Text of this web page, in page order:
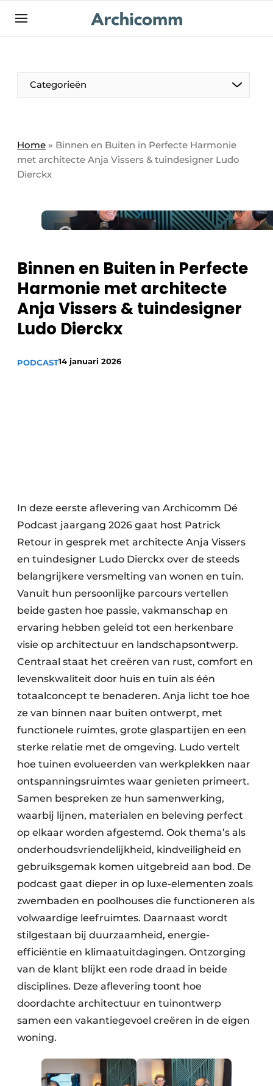
NL be-FR
Categorieën
Home » Binnen en Buiten in Perfecte Harmonie
met architecte Anja Vissers & tuindesigner Ludo
Dierckx
Binnen en Buiten in Perfecte
Harmonie met architecte
Anja Vissers & tuindesigner
Ludo Dierckx
PODCAST14 januari 2026
In deze eerste aflevering van Archicomm Dé
Podcast jaargang 2026 gaat host Patrick
Retour in gesprek met architecte Anja Vissers
en tuindesigner Ludo Dierckx over de steeds
belangrijkere versmelting van wonen en tuin.
Vanuit hun persoonlijke parcours vertellen
beide gasten hoe passie, vakmanschap en
ervaring hebben geleid tot een herkenbare
visie op architectuur en landschapsontwerp.
Centraal staat het creëren van rust, comfort en
levenskwaliteit door huis en tuin als één
totaalconcept te benaderen. Anja licht toe hoe
ze van binnen naar buiten ontwerpt, met
functionele ruimtes, grote glaspartijen en een
sterke relatie met de omgeving. Ludo vertelt
hoe tuinen evolueerden van werkplekken naar
ontspanningsruimtes waar genieten primeert.
Samen bespreken ze hun samenwerking,
waarbij lijnen, materialen en beleving perfect
op elkaar worden afgestemd. Ook thema’s als
onderhoudsvriendelijkheid, kindveiligheid en
gebruiksgemak komen uitgebreid aan bod. De
podcast gaat dieper in op luxe-elementen zoals
zwembaden en poolhouses die functioneren als
volwaardige leefruimtes. Daarnaast wordt
stilgestaan bij duurzaamheid, energie-
efficiëntie en klimaatuitdagingen. Ontzorging
van de klant blijkt een rode draad in beide
disciplines. Deze aflevering toont hoe
doordachte architectuur en tuinontwerp
samen een vakantiegevoel creëren in de eigen
woning.